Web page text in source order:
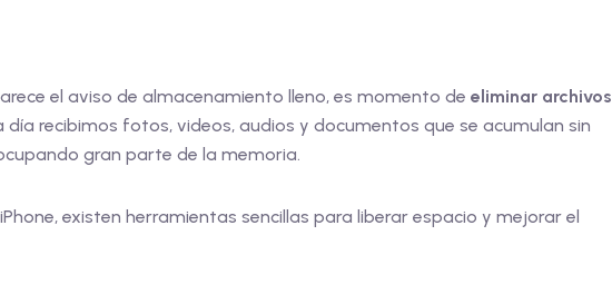
el aviso de almacenamiento lleno, es momento de eliminar archivos
día recibimos fotos, videos, audios y documentos que se acumulan sin
gran parte de la memoria.
existen herramientas sencillas para liberar espacio y mejorar el